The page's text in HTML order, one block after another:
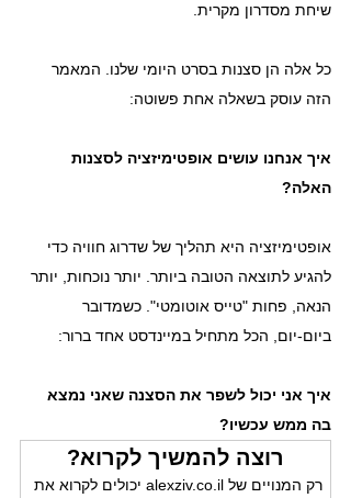
שיחת מסדרון מקרית.
כל אלה הן סצנות בסרט היומי שלנו. המאמר
הזה עוסק בשאלה אחת פשוטה:
איך אנחנו עושים אופטימיזציה לסצנות
האלה?
אופטימיזציה היא תהליך של שדרוג חוויה כדי
להגיע לתוצאה הטובה ביותר. יותר נוכחות, יותר
הנאה, פחות "טייס אוטומטי". כשמדובר
ביום-יום, הכל מתחיל במיינדסט אחד ברור:
איך אני יכול לשפר את הסצנה שאני נמצא
בה ממש עכשיו?
רוצה להמשיך לקרוא?
רק המנויים של alexziv.co.il יכולים לקרוא את